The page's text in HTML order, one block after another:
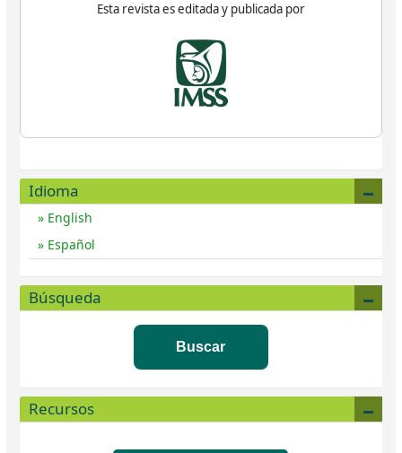
Esta revista es editada y publicada por
Idioma
English
Español
Búsqueda
Buscar
Recursos